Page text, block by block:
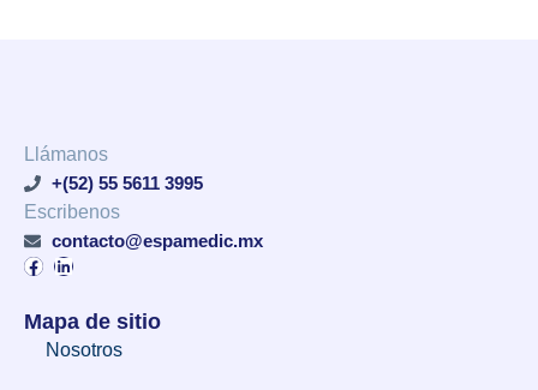
Llámanos
+(52) 55 5611 3995
Escribenos
contacto@espamedic.mx
Mapa de sitio
Nosotros